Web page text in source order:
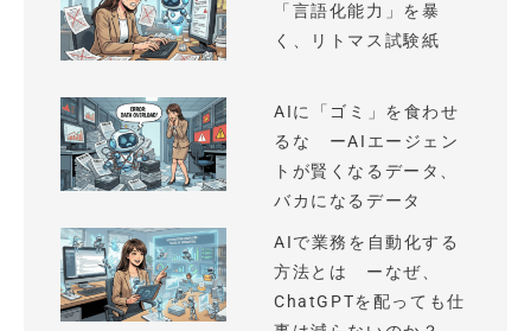
「言語化能力」を暴
く、リトマス試験紙
AIに「ゴミ」を食わせ
るな ーAIエージェン
トが賢くなるデータ、
バカになるデータ
AIで業務を自動化する
方法とは ーなぜ、
ChatGPTを配っても仕